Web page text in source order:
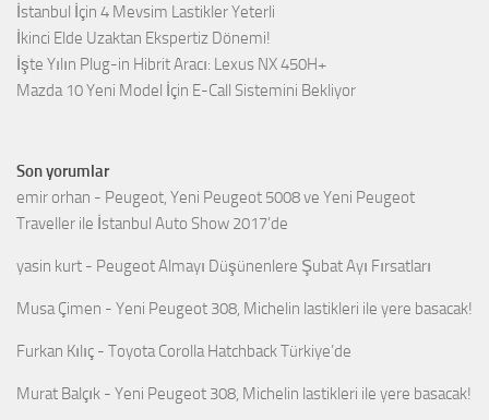
İstanbul İçin 4 Mevsim Lastikler Yeterli
İkinci Elde Uzaktan Ekspertiz Dönemi!
İşte Yılın Plug-in Hibrit Aracı: Lexus NX 450H+
Mazda 10 Yeni Model İçin E-Call Sistemini Bekliyor
Son yorumlar
emir orhan - Peugeot, Yeni Peugeot 5008 ve Yeni Peugeot
Traveller ile İstanbul Auto Show 2017’de
yasin kurt - Peugeot Almayı Düşünenlere Şubat Ayı Fırsatları
Musa Çimen - Yeni Peugeot 308, Michelin lastikleri ile yere basacak!
Furkan Kılıç - Toyota Corolla Hatchback Türkiye’de
Murat Balçık - Yeni Peugeot 308, Michelin lastikleri ile yere basacak!